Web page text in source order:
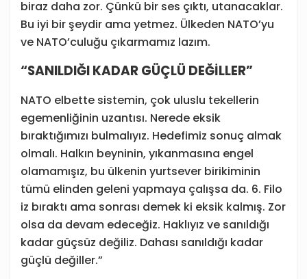
biraz daha zor. Çünkü bir ses çıktı, utanacaklar.
Bu iyi bir şeydir ama yetmez. Ülkeden NATO’yu
ve NATO’culuğu çıkarmamız lazım.
“SANILDIĞI KADAR GÜÇLÜ DEĞİLLER”
NATO elbette sistemin, çok uluslu tekellerin
egemenliğinin uzantısı. Nerede eksik
bıraktığımızı bulmalıyız. Hedefimiz sonuç almak
olmalı. Halkın beyninin, yıkanmasına engel
olamamışız, bu ülkenin yurtsever birikiminin
tümü elinden geleni yapmaya çalışsa da. 6. Filo
iz bıraktı ama sonrası demek ki eksik kalmış. Zor
olsa da devam edeceğiz. Haklıyız ve sanıldığı
kadar güçsüz değiliz. Dahası sanıldığı kadar
güçlü değiller.”